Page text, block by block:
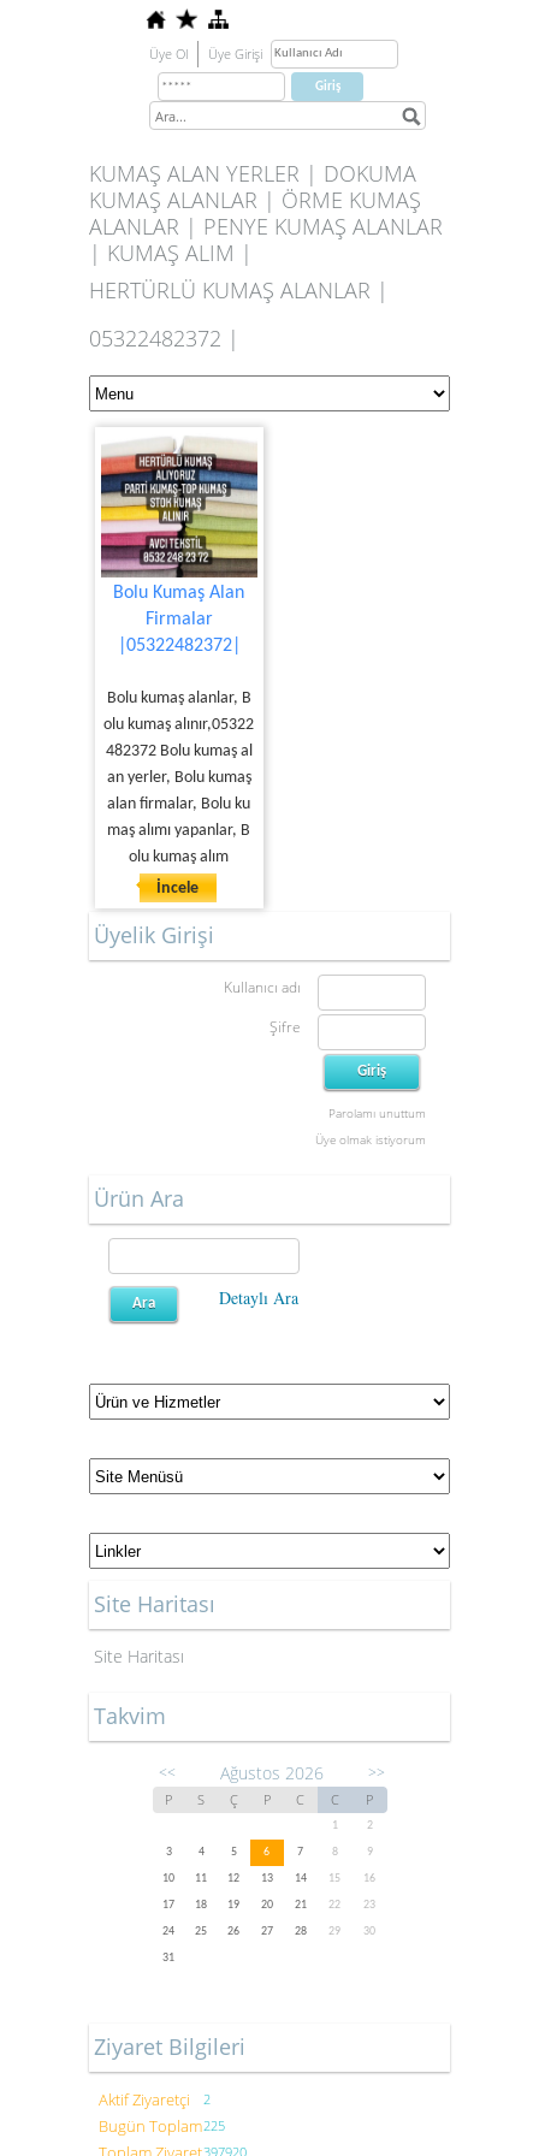
Üye Ol Üye Girişi
KUMAŞ ALAN YERLER | DOKUMA
KUMAŞ ALANLAR | ÖRME KUMAŞ
ALANLAR | PENYE KUMAŞ ALANLAR
| KUMAŞ ALIM |
HERTÜRLÜ KUMAŞ ALANLAR |
05322482372 |
Bolu Kumaş Alan
Firmalar
|05322482372|
Bolu kumaş alanlar, B
olu kumaş alınır,05322
482372 Bolu kumaş al
an yerler, Bolu kumaş
alan firmalar, Bolu ku
maş alımı yapanlar, B
olu kumaş alım
İncele
Üyelik Girişi
Kullanıcı adı
Şifre
Parolamı unuttum
Üye olmak istiyorum
Ürün Ara
Detaylı Ara
Site Haritası
Site Haritası
Takvim
<< Ağustos 2026 >>
P S Ç P C C P
1
2
3
4 5 6 7 8
9
10
11 12 13 14 15
16
17
18 19 20 21 22
23
24
25 26 27 28 29
30
31
Ziyaret Bilgileri
Aktif Ziyaretçi 2
Bugün Toplam225
397920